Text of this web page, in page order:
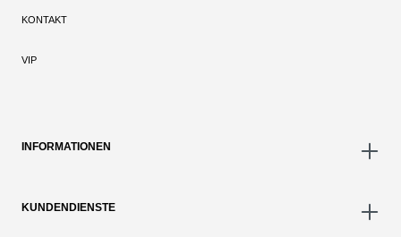
KONTAKT
VIP
INFORMATIONEN
KUNDENDIENSTE